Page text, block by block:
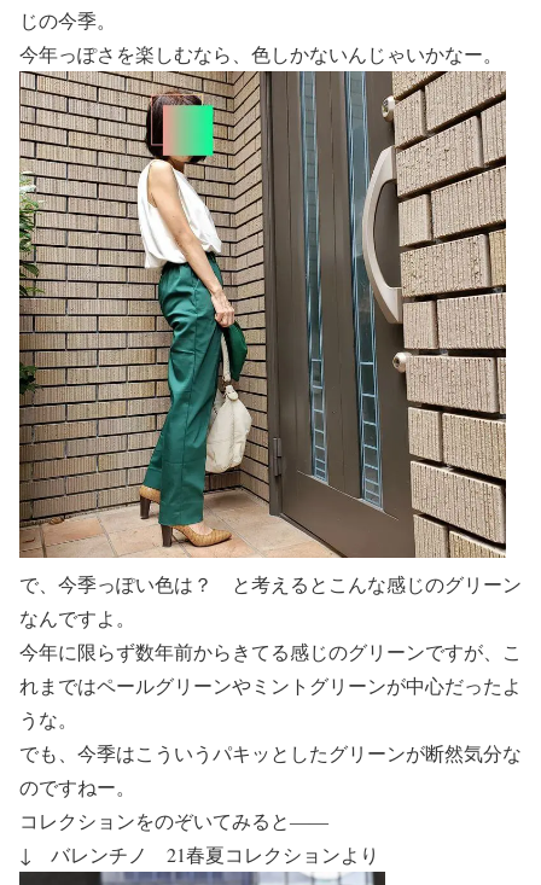
じの今季。
今年っぽさを楽しむなら、色しかないんじゃいかなー。
で、今季っぽい色は？ と考えるとこんな感じのグリーン
なんですよ。
今年に限らず数年前からきてる感じのグリーンですが、こ
れまではペールグリーンやミントグリーンが中心だったよ
うな。
でも、今季はこういうパキッとしたグリーンが断然気分な
のですねー。
コレクションをのぞいてみると――
↓ バレンチノ 21春夏コレクションより